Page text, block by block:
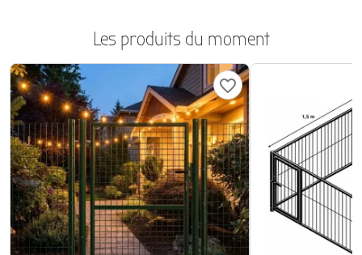
Les produits du moment
favorite_border